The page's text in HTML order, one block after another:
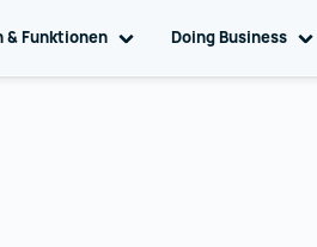
& Funktionen Toggle sub navigation
Doing Business